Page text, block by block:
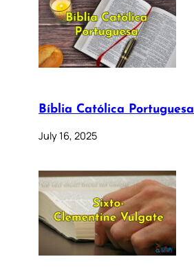
Bíblia Católica Portuguesa
July 16, 2025